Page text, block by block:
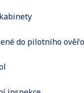
do pilotního